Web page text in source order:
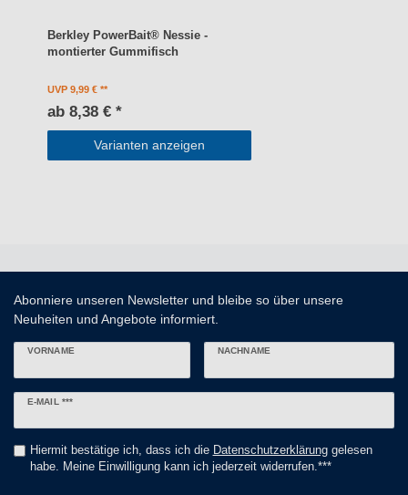
Berkley PowerBait® Nessie -
montierter Gummifisch
UVP 9,99 €
ab 8,38 € *
Varianten anzeigen
Abonniere unseren Newsletter und bleibe so über unsere
Neuheiten und Angebote informiert.
VORNAME NACHNAME
E-MAIL ***
Newsletter
Hiermit bestätige ich, dass ich die Daten­schutz­erklärunggelesen
habe. Meine Einwilligung kann ich jederzeit widerrufen.***